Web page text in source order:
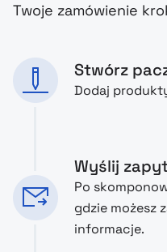
Twoje zamówienie
Stwórz
Dodaj
Wyślij
Po
gdzie możesz
informacje.